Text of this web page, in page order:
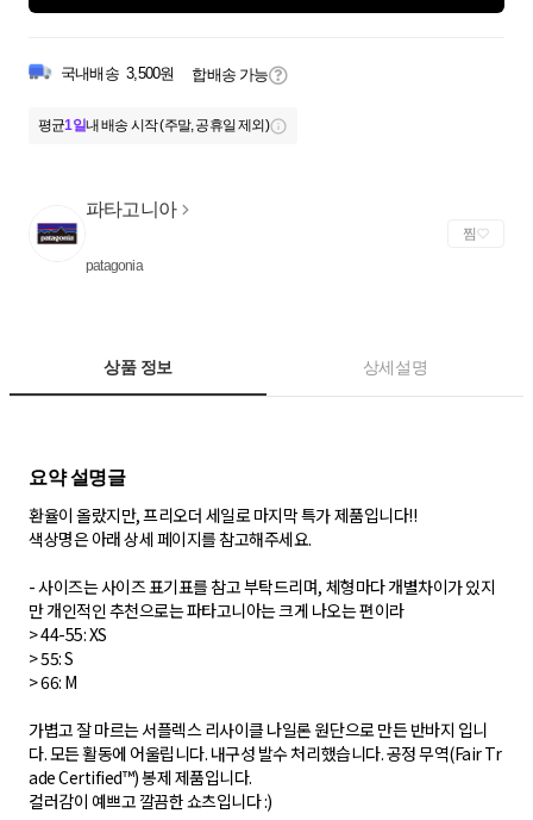
국내배송 3,500원 합배송 가능
평균1일내 배송 시작 (주말, 공휴일 제외)
파타고니아
patagonia
찜
상품 정보 상세설명
요약 설명글
환율이 올랐지만, 프리오더 세일로 마지막 특가 제품입니다!!
색상명은 아래 상세 페이지를 참고해주세요.
- 사이즈는 사이즈 표기표를 참고 부탁드리며, 체형마다 개별차이가 있지
만 개인적인 추천으로는 파타고니아는 크게 나오는 편이라
> 44-55: XS
> 55: S
> 66: M
가볍고 잘 마르는 서플렉스 리사이클 나일론 원단으로 만든 반바지 입니
다. 모든 활동에 어울립니다. 내구성 발수 처리했습니다. 공정 무역(Fair Tr
ade Certified™) 봉제 제품입니다.
컬러감이 예쁘고 깔끔한 쇼츠입니다 :)